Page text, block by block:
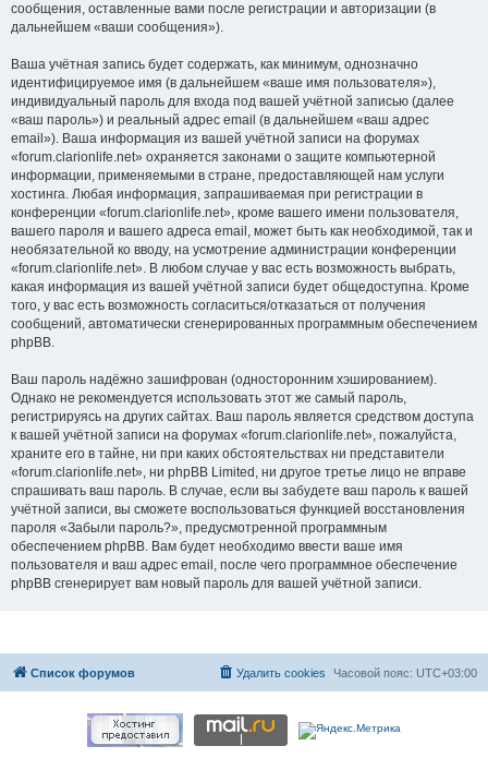
сообщения, оставленные вами после регистрации и авторизации (в
дальнейшем «ваши сообщения»).
Ваша учётная запись будет содержать, как минимум, однозначно
идентифицируемое имя (в дальнейшем «ваше имя пользователя»),
индивидуальный пароль для входа под вашей учётной записью (далее
«ваш пароль») и реальный адрес email (в дальнейшем «ваш адрес
email»). Ваша информация из вашей учётной записи на форумах
«forum.clarionlife.net» охраняется законами о защите компьютерной
информации, применяемыми в стране, предоставляющей нам услуги
хостинга. Любая информация, запрашиваемая при регистрации в
конференции «forum.clarionlife.net», кроме вашего имени пользователя,
вашего пароля и вашего адреса email, может быть как необходимой, так и
необязательной ко вводу, на усмотрение администрации конференции
«forum.clarionlife.net». В любом случае у вас есть возможность выбрать,
какая информация из вашей учётной записи будет общедоступна. Кроме
того, у вас есть возможность согласиться/отказаться от получения
сообщений, автоматически сгенерированных программным обеспечением
phpBB.
Ваш пароль надёжно зашифрован (односторонним хэшированием).
Однако не рекомендуется использовать этот же самый пароль,
регистрируясь на других сайтах. Ваш пароль является средством доступа
к вашей учётной записи на форумах «forum.clarionlife.net», пожалуйста,
храните его в тайне, ни при каких обстоятельствах ни представители
«forum.clarionlife.net», ни phpBB Limited, ни другое третье лицо не вправе
спрашивать ваш пароль. В случае, если вы забудете ваш пароль к вашей
учётной записи, вы сможете воспользоваться функцией восстановления
пароля «Забыли пароль?», предусмотренной программным
обеспечением phpBB. Вам будет необходимо ввести ваше имя
пользователя и ваш адрес email, после чего программное обеспечение
phpBB сгенерирует вам новый пароль для вашей учётной записи.
Список форумов Часовой пояс: UTC+03:00
Удалить cookies